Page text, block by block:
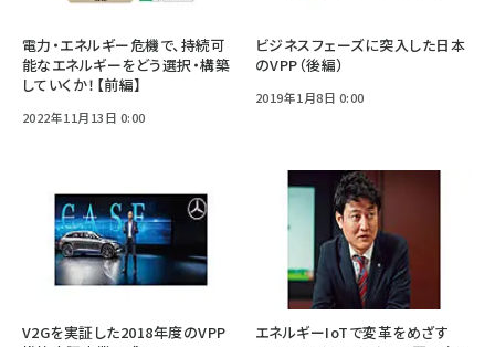
電力・エネルギー危機で、持続可
能なエネルギーをどう選択・構築
していくか！【前編】
2022年11月13日 0:00
ビジネスフェーズに突入した日本
のVPP（後編）
2019年1月8日 0:00
V2Gを実証した2018年度のVPP
エネルギーIoTで変革をめざす